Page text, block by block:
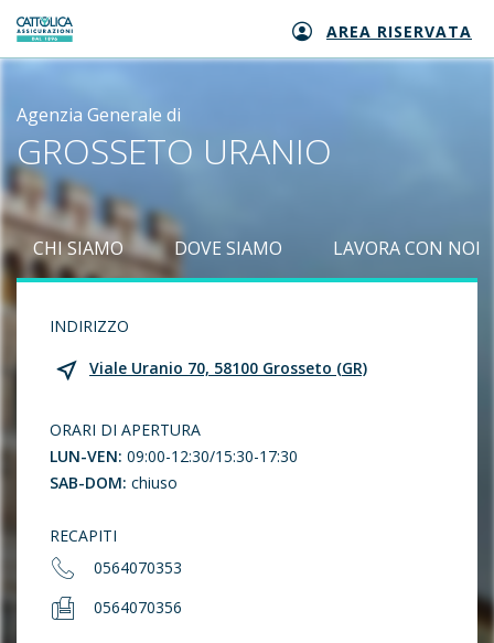
Generali logo AREA RISERVATA
Agenzia Generale di
GROSSETO URANIO
CHI SIAMO DOVE SIAMO LAVORA CON NOI
INDIRIZZO
Viale Uranio 70, 58100 Grosseto (GR)
ORARI DI APERTURA
LUN-VEN: 09:00-12:30/15:30-17:30
SAB-DOM: chiuso
RECAPITI
0564070353
0564070356